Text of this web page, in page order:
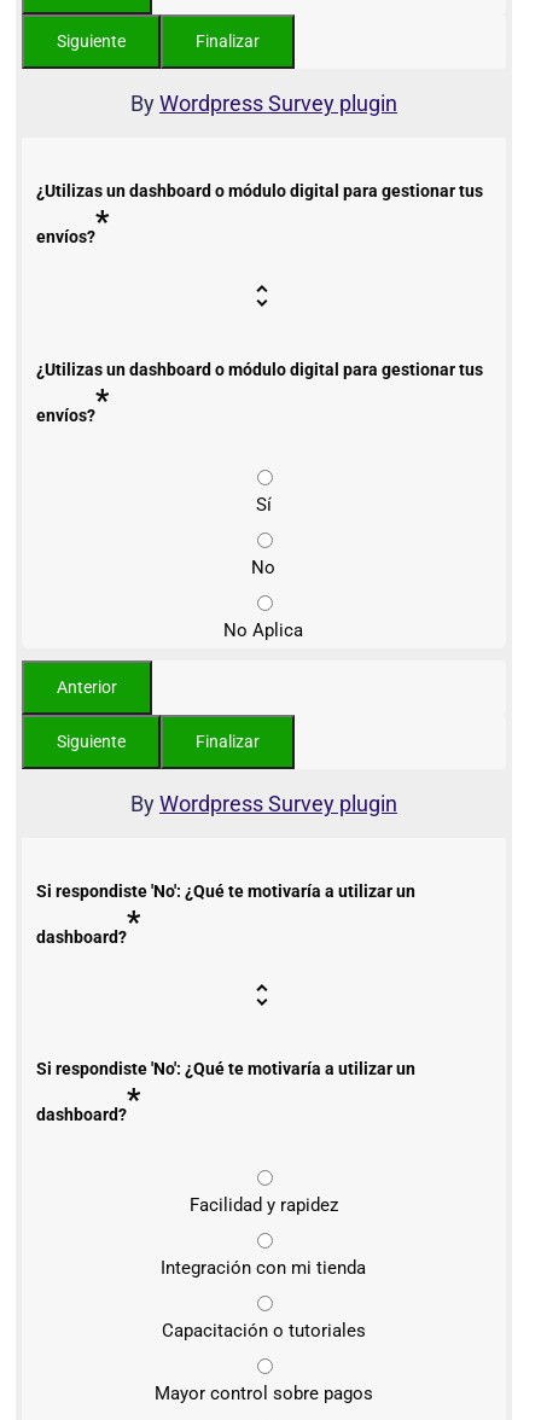
ByWordpress Survey plugin
¿Utilizas un dashboard o módulo digital para gestionar tus
envíos?*
¿Utilizas un dashboard o módulo digital para gestionar tus
envíos?*
Sí
No
No Aplica
ByWordpress Survey plugin
Si respondiste 'No': ¿Qué te motivaría a utilizar un
dashboard?*
Si respondiste 'No': ¿Qué te motivaría a utilizar un
dashboard?*
Facilidad y rapidez
Integración con mi tienda
Capacitación o tutoriales
Mayor control sobre pagos